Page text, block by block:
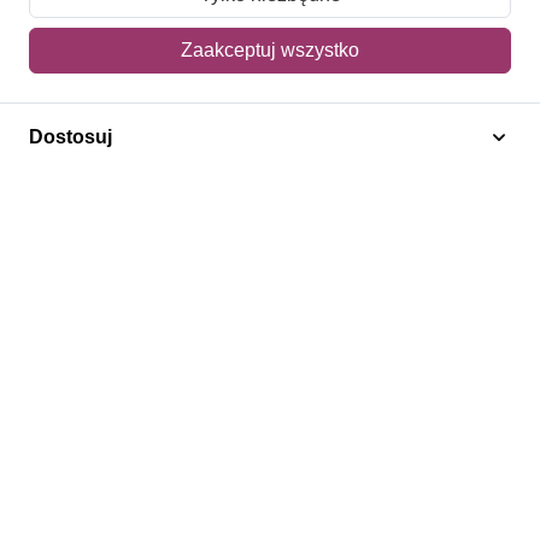
Mój koszyk
Adres dostawy
Polecamy
Zaakceptuj wszystko
Dostosuj